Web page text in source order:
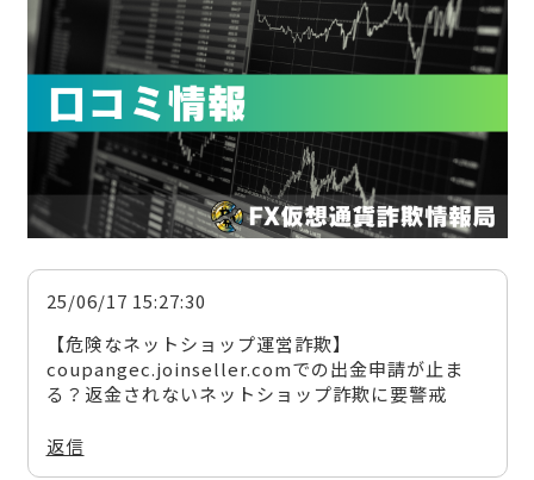
25/06/17 15:27:30
【危険なネットショップ運営詐欺】
coupangec.joinseller.comでの出金申請が止ま
る？返金されないネットショップ詐欺に要警戒
返信